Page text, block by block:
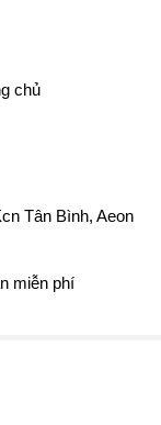
chủ
Tân Bình, Aeon
miễn phí